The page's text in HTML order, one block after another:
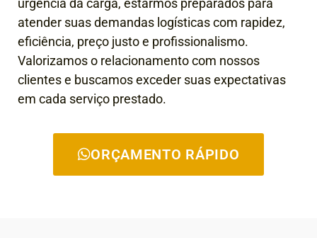
urgência da carga, estarmos preparados para
atender suas demandas logísticas com rapidez,
eficiência, preço justo e profissionalismo.
Valorizamos o relacionamento com nossos
clientes e buscamos exceder suas expectativas
em cada serviço prestado.
ORÇAMENTO RÁPIDO